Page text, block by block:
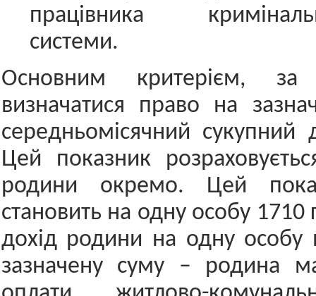
працівника
системи.
Основним критерієм,
визначатися право на
середньомісячний сукупний
Цей показник
родини окремо. Цей
становить на одну особу
дохід родини на одну особу
зазначену суму – родина